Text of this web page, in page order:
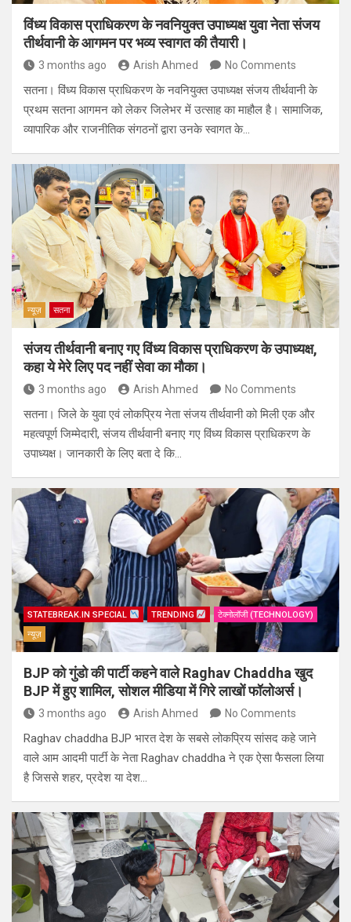
विंध्य विकास प्राधिकरण के नवनियुक्त उपाध्यक्ष युवा नेता संजय
तीर्थवानी के आगमन पर भव्य स्वागत की तैयारी।
3 months ago Arish Ahmed No Comments
सतना। विंध्य विकास प्राधिकरण के नवनियुक्त उपाध्यक्ष संजय तीर्थवानी के
प्रथम सतना आगमन को लेकर जिलेभर में उत्साह का माहौल है। सामाजिक,
व्यापारिक और राजनीतिक संगठनों द्वारा उनके स्वागत के…
न्यूज़ सतना
संजय तीर्थवानी बनाए गए विंध्य विकास प्राधिकरण के उपाध्यक्ष,
कहा ये मेरे लिए पद नहीं सेवा का मौका।
3 months ago Arish Ahmed No Comments
सतना। जिले के युवा एवं लोकप्रिय नेता संजय तीर्थवानी को मिली एक और
महत्वपूर्ण जिम्मेदारी, संजय तीर्थवानी बनाए गए विंध्य विकास प्राधिकरण के
उपाध्यक्ष। जानकारी के लिए बता दे कि…
STATEBREAK.IN SPECIAL TRENDING
टेक्नोलॉजी (TECHNOLOGY)
न्यूज़
BJP को गुंडो की पार्टी कहने वाले Raghav Chaddha खुद
BJP में हुए शामिल, सोशल मीडिया में गिरे लाखों फॉलोअर्स।
3 months ago Arish Ahmed No Comments
Raghav chaddha BJP भारत देश के सबसे लोकप्रिय सांसद कहे जाने
वाले आम आदमी पार्टी के नेता Raghav chaddha ने एक ऐसा फैसला लिया
है जिससे शहर, प्रदेश या देश…